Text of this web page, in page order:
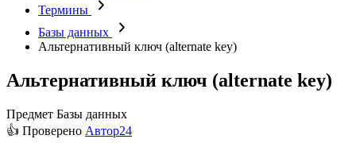
Термины
Базы данных
Альтернативный ключ (alternate key)
Альтернативный ключ (alternate key)
Предмет Базы данных
👍 Проверено Автор24